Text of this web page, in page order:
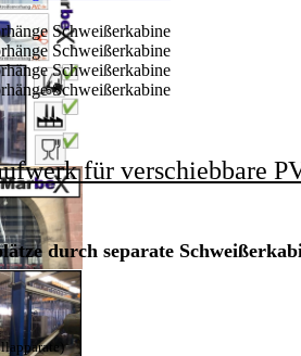
für verschiebbare
durch separate